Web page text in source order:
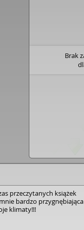
dachem. Nowy
Chmielarza,
Brak
przeczytanych książek
bardzo
klimaty!!!